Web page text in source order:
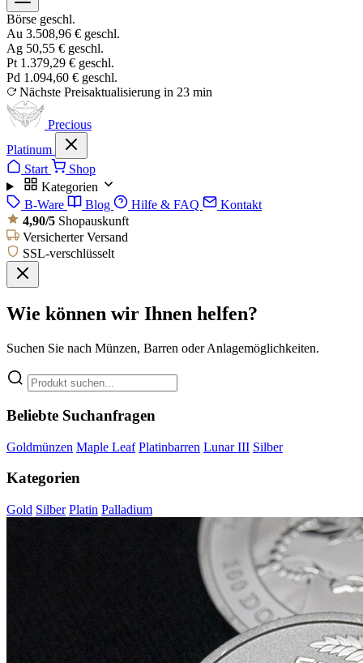
Börse geschl.
Au 3.508,96 € geschl.
Ag 50,55 € geschl.
Pt 1.379,29 € geschl.
Pd 1.094,60 € geschl.
Nächste Preisaktualisierung in 23 min
Precious
Platinum
Start
Shop
Kategorien
B-Ware
Blog Hilfe & FAQ
Kontakt
4,90/5 Shopauskunft
Versicherter Versand
SSL-verschlüsselt
Wie können wir Ihnen helfen?
Suchen Sie nach Münzen, Barren oder Anlagemöglichkeiten.
Beliebte Suchanfragen
Goldmünzen Maple Leaf Platinbarren Lunar III Silber
Kategorien
Gold Silber Platin Palladium